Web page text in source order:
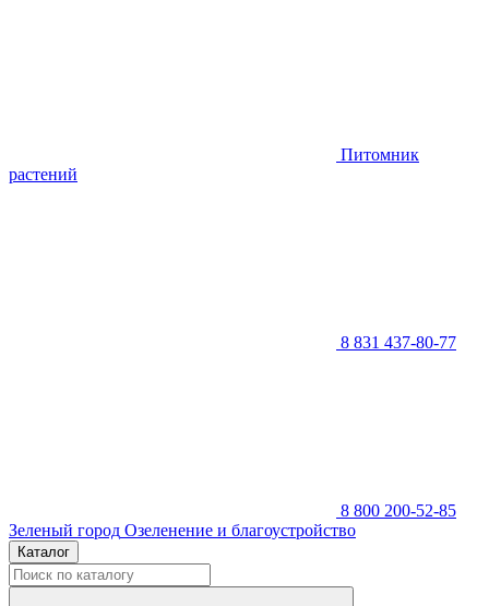
Питомник
растений
8 831 437-80-77
8 800 200-52-85
Зеленый город Озеленение и благоустройство
Каталог